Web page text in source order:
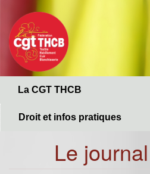
contenu
principal
La CGT THCB
Droit et infos pratiques
Le